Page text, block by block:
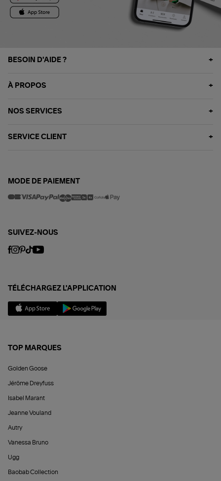
BESOIN D'AIDE ?
À PROPOS
NOS SERVICES
SERVICE CLIENT
MODE DE PAIEMENT
SUIVEZ-NOUS
TÉLÉCHARGEZ L'APPLICATION
TOP MARQUES
Golden Goose
Jérôme Dreyfuss
Isabel Marant
Jeanne Vouland
Autry
Vanessa Bruno
Ugg
Baobab Collection